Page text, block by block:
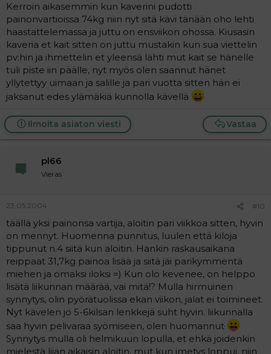
Kerroin aikasemmin kun kaverini pudotti
painonvartioissa 74kg niin nyt sitä kävi tänään oho lehti
haastattelemassa ja juttu on ensviikon ohossa. Kiusasin
kaveria et kait sitten on juttu mustakin kun sua viettelin
pv:hin ja ihmettelin et yleensä lähti mut kait se hänelle
tuli piste iin päälle, nyt myös olen saannut hänet
yllytettyy uimaan ja salille ja pari vuotta sitten hän ei
jaksanut edes ylämäkiä kunnolla kävellä
Vastaa
Ilmoita asiaton viesti
pl66
Vieras
23.05.2004 #10
täällä yksi painonsa vartija, aloitin pari viikkoa sitten, hyvin
on mennyt. Huomenna punnitus, luulen että kiloja
tippunut n.4 siitä kun aloitin. Hankin raskausaikana
reippaat 31,7kg painoa lisää ja siitä jäi parikymmentä
miehen ja omaksi iloksi =) Kun olo kevenee, on helppo
lisätä liikunnan määrää, vai mitä!? Mulla hirmuinen
synnytys, olin pyörätuolissa ekan viikon, jalat ei toimineet.
Nyt kävelen jo 5-6kilsan lenkkejä suht hyvin. liikunnalla
saa hyvin pelivaraa syömiseen, olen huomannut
Synnytys mulla oli helmikuun lopulla, et ehkä joidenkin
mielestä liian aikaisin aloitin, mut kun imetys loppui, niin